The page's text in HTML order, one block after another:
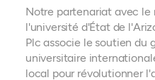
Notre partenariat avec
l'université d'État de
Plc associe le soutien du
universitaire
local pour révolutionner